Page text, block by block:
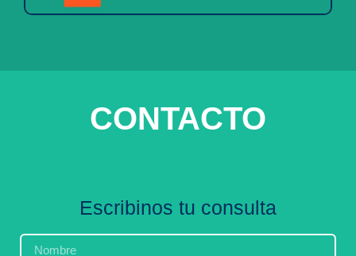
CONTACTO
Escribinos tu consulta